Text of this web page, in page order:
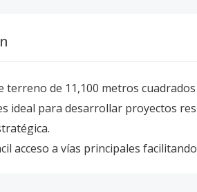
terreno de 11,100 metros
ideal para desarrollar proyectos
acceso a vías principales